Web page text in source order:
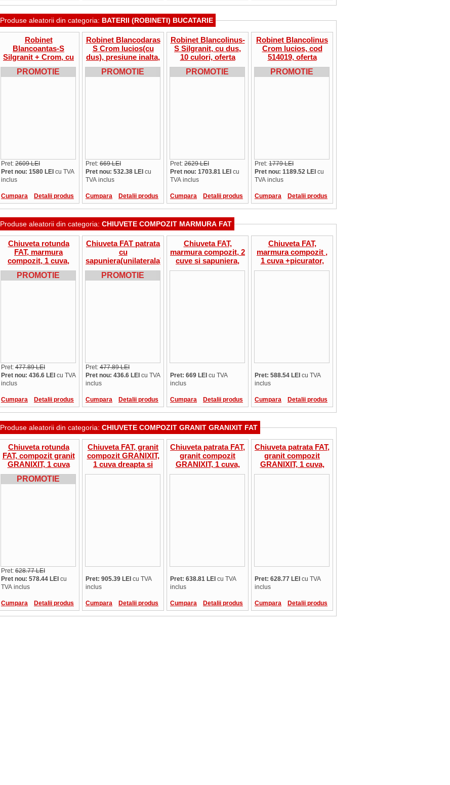
Produse aleatorii din categoria: BATERII (ROBINETI) BUCATARIE
Robinet
Blancoantas-S
Silgranit + Crom, cu
dus, oferta
PROMOTIE
Pret: 2609 LEI
Pret nou: 1580 LEI cu TVA
inclus
Cumpara Detalii produs
Robinet Blancodaras
S Crom lucios(cu
dus), presiune inalta,
517731
PROMOTIE
Pret: 669 LEI
Pret nou: 532.38 LEI cu
TVA inclus
Cumpara Detalii produs
Robinet Blancolinus-
S Silgranit, cu dus,
10 culori, oferta
PROMOTIE
Pret: 2629 LEI
Pret nou: 1703.81 LEI cu
TVA inclus
Cumpara Detalii produs
Robinet Blancolinus
Crom lucios, cod
514019, oferta
PROMOTIE
Pret: 1779 LEI
Pret nou: 1189.52 LEI cu
TVA inclus
Cumpara Detalii produs
Produse aleatorii din categoria: CHIUVETE COMPOZIT MARMURA FAT
Chiuveta rotunda
FAT, marmura
compozit, 1 cuva,
49x21 cm, 9.20.06
PROMOTIE
Pret: 477.89 LEI
Pret nou: 436.6 LEI cu TVA
inclus
Cumpara Detalii produs
Chiuveta FAT patrata
cu
sapuniera(unilaterala),
marmura compozit, 1
cuva, 51x51x21 cm,
PROMOTIE
Pret: 477.89 LEI
Pret nou: 436.6 LEI cu TVA
inclus
Cumpara Detalii produs
Chiuveta FAT,
marmura compozit, 2
cuve si sapuniera,
90x49x21 cm, 9.28.04
Pret: 669 LEI cu TVA
inclus
Cumpara Detalii produs
Chiuveta FAT,
marmura compozit ,
1 cuva +picurator,
80x49x21 cm, 9.23.15
Pret: 588.54 LEI cu TVA
inclus
Cumpara Detalii produs
Produse aleatorii din categoria: CHIUVETE COMPOZIT GRANIT GRANIXIT FAT
Chiuveta rotunda
FAT, compozit granit
GRANIXIT, 1 cuva
conica, 49x21 cm,
9.20.06
PROMOTIE
Pret: 628.77 LEI
Pret nou: 578.44 LEI cu
TVA inclus
Cumpara Detalii produs
Chiuveta FAT, granit
compozit GRANIXIT,
1 cuva dreapta si
picurator stanga,
Pret: 905.39 LEI cu TVA
inclus
Cumpara Detalii produs
Chiuveta patrata FAT,
granit compozit
GRANIXIT, 1 cuva,
51x51x21 cm, 9.21.08
Pret: 638.81 LEI cu TVA
inclus
Cumpara Detalii produs
Chiuveta patrata FAT,
granit compozit
GRANIXIT, 1 cuva,
43x46x21 cm, 9.21.17
Pret: 628.77 LEI cu TVA
inclus
Cumpara Detalii produs